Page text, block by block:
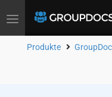
Toggle
Produkte